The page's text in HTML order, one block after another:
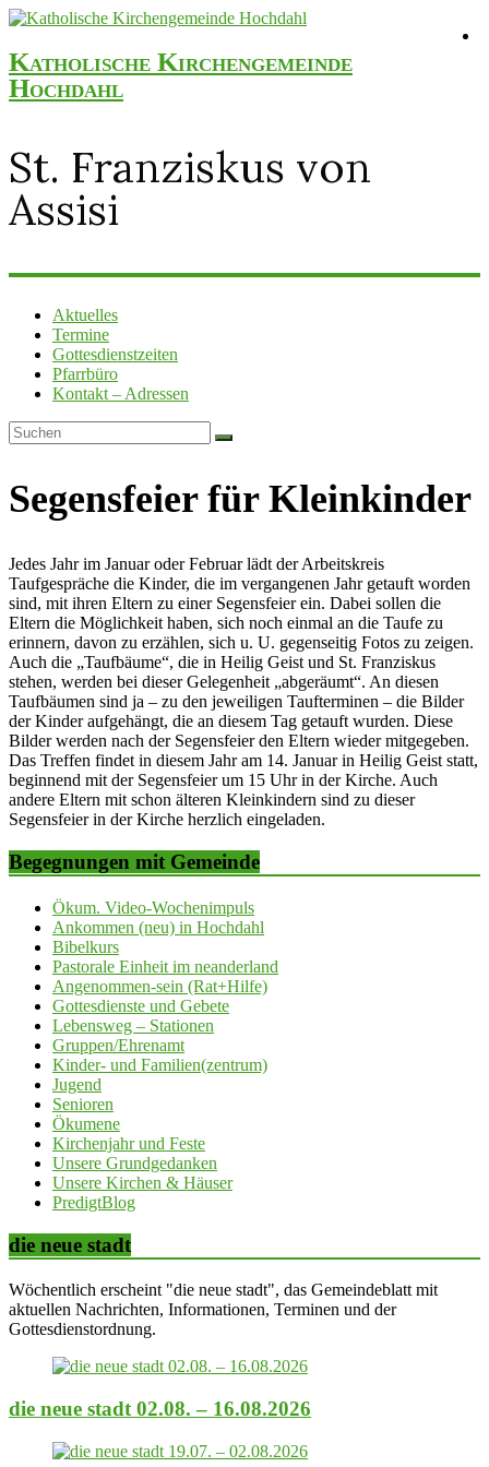
Katholische Kirchengemeinde
Hochdahl
St. Franziskus von
Assisi
Aktuelles
Termine
Gottesdienstzeiten
Pfarrbüro
Kontakt – Adressen
Segensfeier für Kleinkinder
Jedes Jahr im Januar oder Februar lädt der Arbeitskreis
Taufgespräche die Kinder, die im vergangenen Jahr getauft worden
sind, mit ihren Eltern zu einer Segensfeier ein. Dabei sollen die
Eltern die Möglichkeit haben, sich noch einmal an die Taufe zu
erinnern, davon zu erzählen, sich u. U. gegenseitig Fotos zu zeigen.
Auch die „Taufbäume“, die in Heilig Geist und St. Franziskus
stehen, werden bei dieser Gelegenheit „abgeräumt“. An diesen
Taufbäumen sind ja – zu den jeweiligen Taufterminen – die Bilder
der Kinder aufgehängt, die an diesem Tag getauft wurden. Diese
Bilder werden nach der Segensfeier den Eltern wieder mitgegeben.
Das Treffen findet in diesem Jahr am 14. Januar in Heilig Geist statt,
beginnend mit der Segensfeier um 15 Uhr in der Kirche. Auch
andere Eltern mit schon älteren Kleinkindern sind zu dieser
Segensfeier in der Kirche herzlich eingeladen.
Begegnungen mit Gemeinde
Ökum. Video-Wochenimpuls
Ankommen (neu) in Hochdahl
Bibelkurs
Pastorale Einheit im neanderland
Angenommen-sein (Rat+Hilfe)
Gottesdienste und Gebete
Lebensweg – Stationen
Gruppen/Ehrenamt
Kinder- und Familien(zentrum)
Jugend
Senioren
Ökumene
Kirchenjahr und Feste
Unsere Grundgedanken
Unsere Kirchen & Häuser
PredigtBlog
die neue stadt
Wöchentlich erscheint "die neue stadt", das Gemeindeblatt mit
aktuellen Nachrichten, Informationen, Terminen und der
Gottesdienstordnung.
die neue stadt 02.08. – 16.08.2026